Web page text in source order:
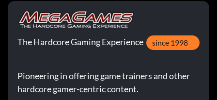
The Hardcore Gaming Experience since 1998
Pioneering in offering game trainers and other
hardcore gamer-centric content.